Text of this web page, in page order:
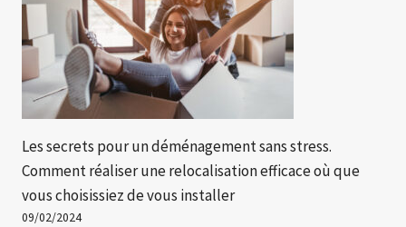
Les secrets pour un déménagement sans stress.
Comment réaliser une relocalisation efficace où que
vous choisissiez de vous installer
09/02/2024